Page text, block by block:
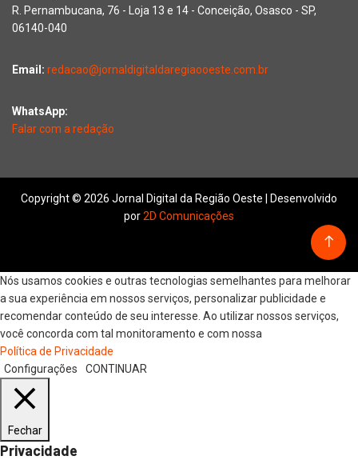
R. Pernambucana, 76 - Loja 13 e 14 - Conceição, Osasco - SP,
06140-040
Email: redacao@jornaldigitaldaregiaooeste.com.br
WhatsApp:
Falar com a redação
Copyright © 2026 Jornal Digital da Região Oeste | Desenvolvido
por2D Comunicações
Nós usamos cookies e outras tecnologias semelhantes para melhorar
a sua experiência em nossos serviços, personalizar publicidade e
recomendar conteúdo de seu interesse. Ao utilizar nossos serviços,
você concorda com tal monitoramento e com nossa
Política de Privacidade
Configurações
CONTINUAR
Fechar
Privacidade